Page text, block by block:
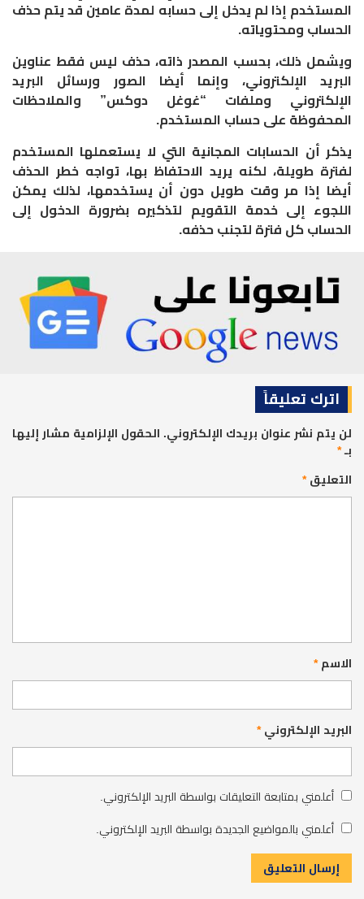
المستخدم إذا لم يدخل إلى حسابه لمدة عامين قد يتم حذف
الحساب ومحتوياته.
ويشمل ذلك، بحسب المصدر ذاته، حذف ليس فقط عناوين
البريد الإلكتروني، وإنما أيضا الصور ورسائل البريد
الإلكتروني وملفات “غوغل دوكس” والملاحظات
المحفوظة على حساب المستخدم.
يذكر أن الحسابات المجانية التي لا يستعملها المستخدم
لفترة طويلة، لكنه يريد الاحتفاظ بها، تواجه خطر الحذف
أيضا إذا مر وقت طويل دون أن يستخدمها، لذلك يمكن
اللجوء إلى خدمة التقويم لتذكيره بضرورة الدخول إلى
الحساب كل فترة لتجنب حذفه.
اترك تعليقاً
لن يتم نشر عنوان بريدك الإلكتروني. الحقول الإلزامية مشار إليها
بـ*
التعليق*
الاسم*
البريد الإلكتروني*
أعلمني بمتابعة التعليقات بواسطة البريد الإلكتروني.
أعلمني بالمواضيع الجديدة بواسطة البريد الإلكتروني.